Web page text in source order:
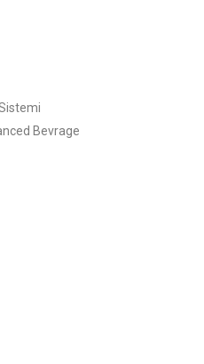
Bevrage